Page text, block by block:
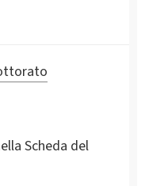
Scheda del